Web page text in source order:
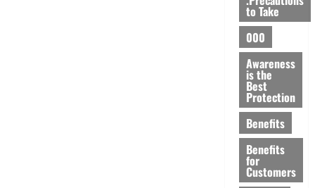
to Take
000
Awareness
is the
Best
Protection
Benefits
Benefits
for
Customers